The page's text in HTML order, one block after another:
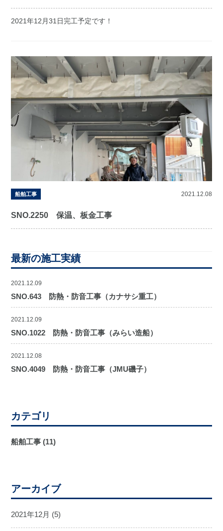
2021年12月31日完工予定です！
船舶工事 2021.12.08
SNO.2250 保温、板金工事
最新の施工実績
2021.12.09
SNO.643 防熱・防音工事（カナサシ重工）
2021.12.09
SNO.1022 防熱・防音工事（みらい造船）
2021.12.08
SNO.4049 防熱・防音工事（JMU磯子）
カテゴリ
船舶工事 (11)
アーカイブ
2021年12月 (5)